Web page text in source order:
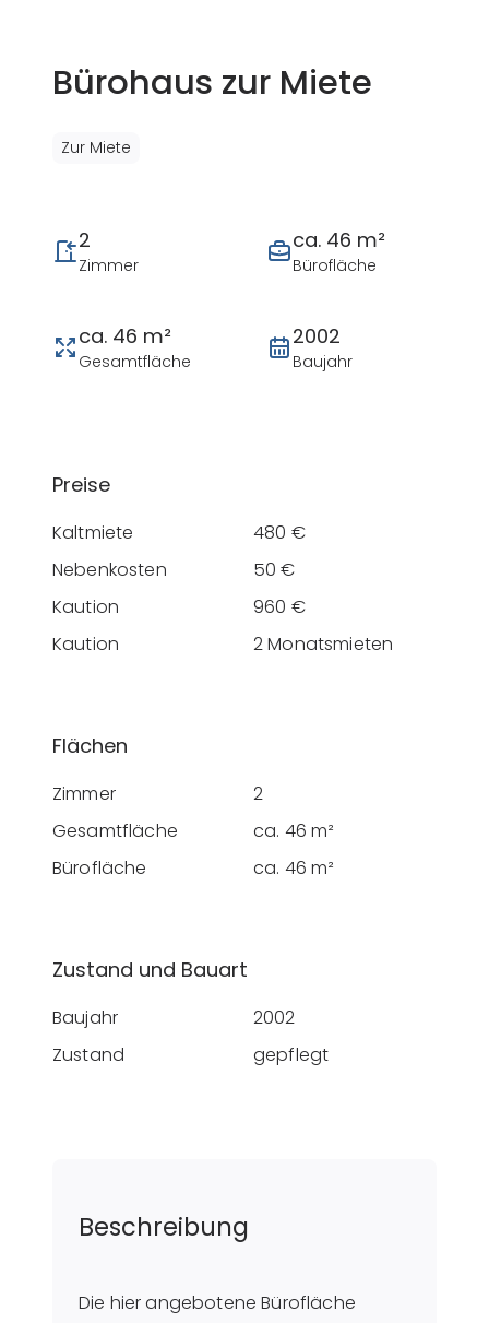
Bürohaus zur Miete
Zur Miete
2
Zimmer
ca. 46 m²
Bürofläche
ca. 46 m²
Gesamtfläche
2002
Baujahr
Preise
Kaltmiete
480 €
Nebenkosten
50 €
Kaution
960 €
Kaution
2 Monatsmieten
Flächen
Zimmer
2
Gesamtfläche
ca. 46 m²
Bürofläche
ca. 46 m²
Zustand und Bauart
Baujahr
2002
Zustand
gepflegt
Beschreibung
Die hier angebotene Bürofläche